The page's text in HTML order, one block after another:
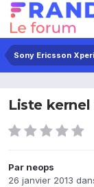
Liste kernel
Par neops
26 janvier 2013